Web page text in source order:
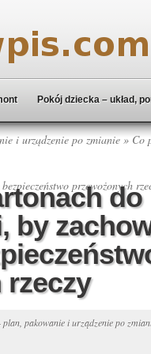
Pokój dziecka – układ,
i urządzenie po zmianie » Co
przewożonych
do
by
rzeczy
pakowanie i urządzenie po